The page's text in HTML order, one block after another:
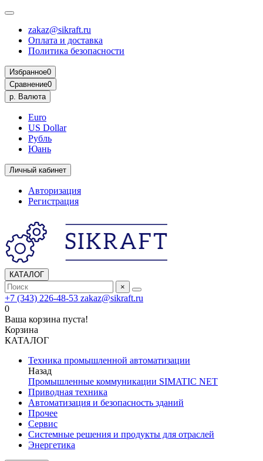
zakaz@sikraft.ru
Оплата и доставка
Политика безопасности
Избранное0
Сравнение0
р. Валюта
Euro
US Dollar
Рубль
Юань
Личный кабинет
Авторизация
Регистрация
КАТАЛОГ
×
+7 (343) 226-48-53 zakaz@sikraft.ru
0
Ваша корзина пуста!
Корзина
КАТАЛОГ
Техника промышленной автоматизации
Назад
Промышленные коммуникации SIMATIC NET
Приводная техника
Автоматизация и безопасность зданий
Прочее
Сервис
Системные решения и продукты для отраслей
Энергетика